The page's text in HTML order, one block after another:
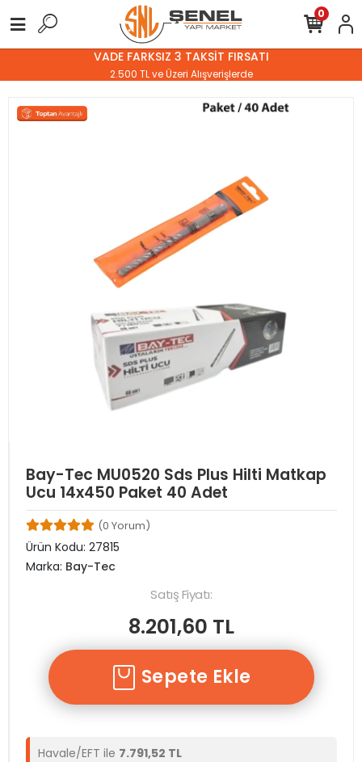
VADE FARKSIZ 3 TAKSİT FIRSATI
2.500 TL ve Üzeri Alışverişlerde
0
Bay-Tec MU0520 Sds Plus Hilti Matkap
Ucu 14x450 Paket 40 Adet
(0 Yorum)
Ürün Kodu: 27815
Marka: Bay-Tec
Satış Fiyatı:
8.201,60 TL
Sepete Ekle
Havale/EFT ile 7.791,52 TL